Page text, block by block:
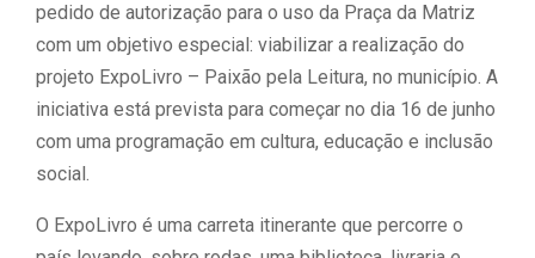
pedido de autorização para o uso da Praça da Matriz
com um objetivo especial: viabilizar a realização do
projeto ExpoLivro – Paixão pela Leitura, no município. A
iniciativa está prevista para começar no dia 16 de junho
com uma programação em cultura, educação e inclusão
social.
O ExpoLivro é uma carreta itinerante que percorre o